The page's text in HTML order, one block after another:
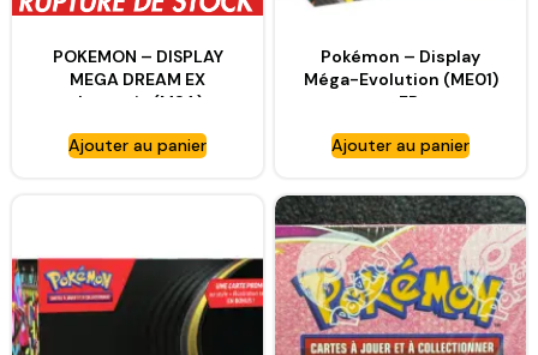
POKEMON – DISPLAY
MEGA DREAM EX
Japonais (M2A)
Ajouter au panier
Pokémon – Display
Méga-Evolution (ME01)
– FR
Ajouter au panier